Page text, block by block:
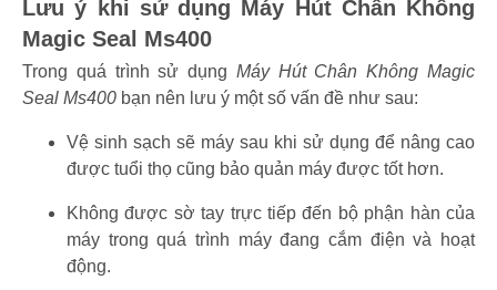
Lưu ý khi sử dụng Máy Hút Chân Không
Magic Seal Ms400
Trong quá trình sử dụng Máy Hút Chân Không Magic
Seal Ms400 bạn nên lưu ý một số vấn đề như sau:
Vệ sinh sạch sẽ máy sau khi sử dụng để nâng cao
được tuổi thọ cũng bảo quản máy được tốt hơn.
Không được sờ tay trực tiếp đến bộ phận hàn của
máy trong quá trình máy đang cắm điện và hoạt
động.